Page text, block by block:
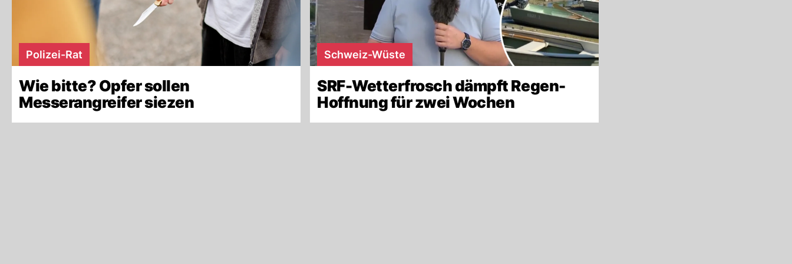
Polizei-Rat
Wie bitte? Opfer sollen
Messerangreifer siezen
Schweiz-Wüste
SRF-Wetterfrosch dämpft Regen-
Hoffnung für zwei Wochen